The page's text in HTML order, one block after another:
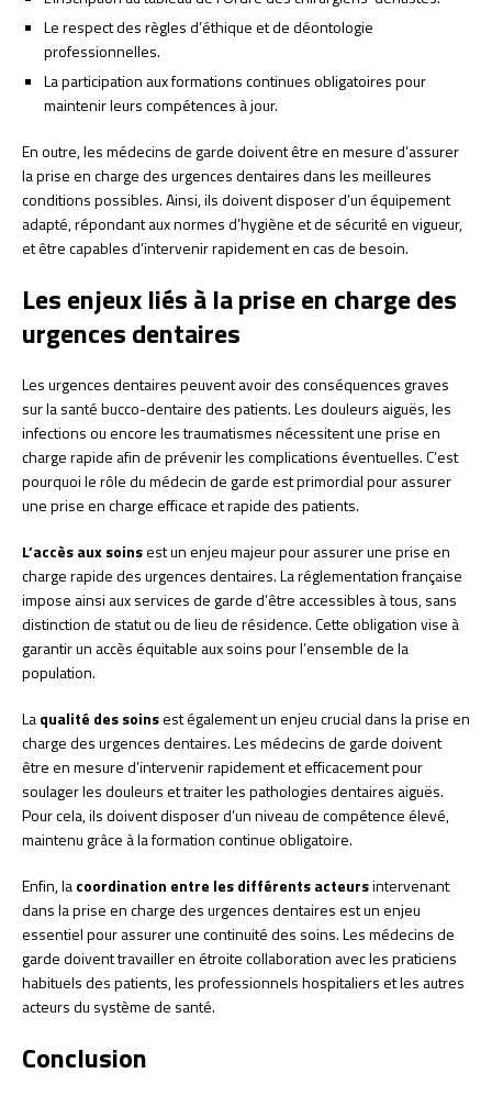
Le respect des règles d’éthique et de déontologie
professionnelles.
La participation aux formations continues obligatoires pour
maintenir leurs compétences à jour.
En outre, les médecins de garde doivent être en mesure d’assurer
la prise en charge des urgences dentaires dans les meilleures
conditions possibles. Ainsi, ils doivent disposer d’un équipement
adapté, répondant aux normes d’hygiène et de sécurité en vigueur,
et être capables d’intervenir rapidement en cas de besoin.
Les enjeux liés à la prise en charge des
urgences dentaires
Les urgences dentaires peuvent avoir des conséquences graves
sur la santé bucco-dentaire des patients. Les douleurs aiguës, les
infections ou encore les traumatismes nécessitent une prise en
charge rapide afin de prévenir les complications éventuelles. C’est
pourquoi le rôle du médecin de garde est primordial pour assurer
une prise en charge efficace et rapide des patients.
L’accès aux soinsest un enjeu majeur pour assurer une prise en
charge rapide des urgences dentaires. La réglementation française
impose ainsi aux services de garde d’être accessibles à tous, sans
distinction de statut ou de lieu de résidence. Cette obligation vise à
garantir un accès équitable aux soins pour l’ensemble de la
population.
Laqualité des soinsest également un enjeu crucial dans la prise en
charge des urgences dentaires. Les médecins de garde doivent
être en mesure d’intervenir rapidement et efficacement pour
soulager les douleurs et traiter les pathologies dentaires aiguës.
Pour cela, ils doivent disposer d’un niveau de compétence élevé,
maintenu grâce à la formation continue obligatoire.
Enfin, lacoordination entre les différents acteursintervenant
dans la prise en charge des urgences dentaires est un enjeu
essentiel pour assurer une continuité des soins. Les médecins de
garde doivent travailler en étroite collaboration avec les praticiens
habituels des patients, les professionnels hospitaliers et les autres
acteurs du système de santé.
Conclusion